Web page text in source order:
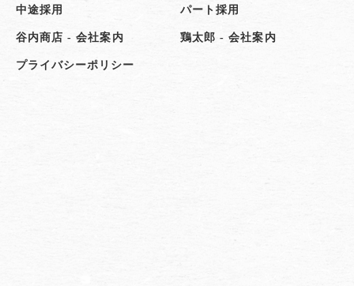
中途採用 パート採用
谷内商店 - 会社案内 鶏太郎 - 会社案内
プライバシーポリシー